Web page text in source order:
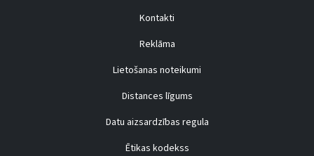
Kontakti
Reklāma
Lietošanas noteikumi
Distances līgums
Datu aizsardzības regula
Ētikas kodekss